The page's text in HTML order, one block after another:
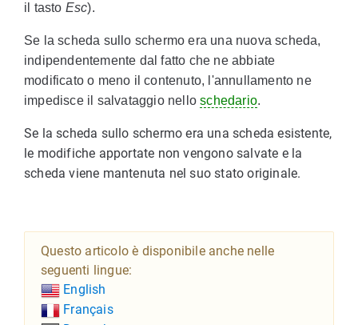
il tasto Esc).
Se la scheda sullo schermo era una nuova scheda,
indipendentemente dal fatto che ne abbiate
modificato o meno il contenuto, l'annullamento ne
impedisce il salvataggio nelloschedario.
Se la scheda sullo schermo era una scheda esistente,
le modifiche apportate non vengono salvate e la
scheda viene mantenuta nel suo stato originale.
Questo articolo è disponibile anche nelle
seguenti lingue:
English
Français